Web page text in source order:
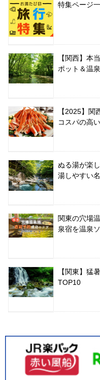
特集ページ
【関西】本
ポット＆温
【2025】関
コスパの高
ぬる湯が楽
湯しやすい
関東の穴場
泉宿を温泉
【関東】猛
TOP10